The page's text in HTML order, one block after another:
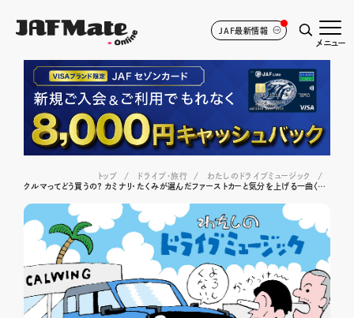
JAF最新情報
メニュー
トップ ドライブ･旅行
わたしのドライブミュージック
クルマってどう買うの？ カミナリ・たくみが選んだファーストカーと気分を上げる一曲〈アートオフィシャル/ Black Birds〉